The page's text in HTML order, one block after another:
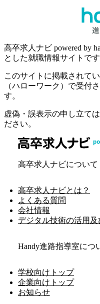
高卒求人ナビ powered by
とした就職情報サイトです
このサイトに掲載されて
（ハローワーク）で受付
す。
虚偽・誤表示の申し立ては
ださい。
高卒求人ナビについて
高卒求人ナビとは？
よくある質問
会社情報
デジタル技術の活用
Handy進路指導室につ
学校向けトップ
企業向けトップ
お知らせ